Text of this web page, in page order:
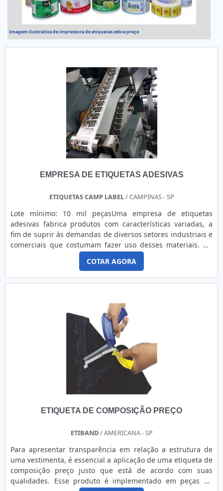
Imagem ilustrativa de impressora de etiquetas zebra preço
EMPRESA DE ETIQUETAS ADESIVAS
ETIQUETAS CAMP LABEL/ CAMPINAS - SP
Lote mínimo: 10 mil peçasUma empresa de etiquetas
adesivas fabrica produtos com características variadas, a
fim de suprir às demandas de diversos setores industriais e
comerciais que costumam fazer uso desses materiais. No
geral, os itens desenvolvidos são essenciais para o registro
de informações relevantes sobre o produto, tais como o
prazo de validade e o lote.DETALHES IMPORTANTES SOBRE
O ACESSÓRIOReferência no segmento, a Etiquetas Camp
diferentes materiais e embalagens possam ser etiquetados
com eficiência. É importante ressaltar que, mais do que
garantir as informações, as etiquetas servem para atestar a
identidade de uma marca, bem como evitar possíveis
transtornos. Uma empresa de referência produz itens muito
versáteis e legíveis. Isso porque, além de fornecer
informações acerca do produto, esse tipo de etiqueta serve
como um elemento decorativo, que potencializa a estética
das embalagens plásticas. Em adicional, é possível destacar
Cores Material; Formato; Tamanho. De modo breve e
para uma ampla gama de setores, principalmente como
farmacêuticos. Quando destinados para essas funções de
segurança, o modelo é essencial para evitar violação dos
produtos durante as entregas.EMPRESA DE ETIQUETAS
ADESIVAS DE REFERÊNCIAA Etiquetas Camp Label atua com
COTAR AGORA
ETIQUETA DE COMPOSIÇÃO PREÇO
ETIBAND/ AMERICANA - SP
Para apresentar transparência em relação a estrutura de
uma vestimenta, é essencial a aplicação de uma etiqueta de
composição preço justo que está de acordo com suas
qualidades. Esse produto é implementado em peças de